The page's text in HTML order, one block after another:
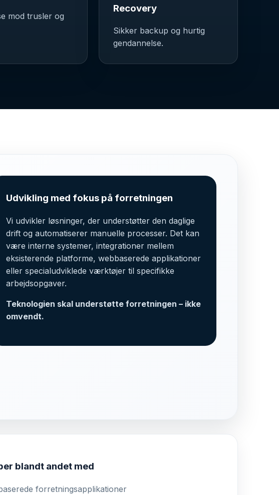
mod trusler og
Recovery
Sikker backup og hurtig
gendannelse.
Udvikling med fokus på forretningen
Vi udvikler løsninger, der understøtter den daglige
drift og automatiserer manuelle processer. Det kan
være interne systemer, integrationer mellem
eksisterende platforme, webbaserede applikationer
eller specialudviklede værktøjer til specifikke
arbejdsopgaver.
Teknologien skal understøtte forretningen – ikke
omvendt.
blandt andet med
forretningsapplikationer